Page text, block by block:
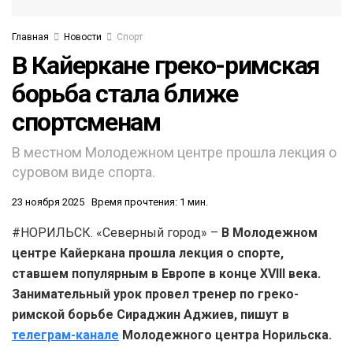
Главная Новости Спорт
В Кайеркане греко-римская
борьба стала ближе
спортсменам
В местном Молодежном центре прошла лекция о
суровом виде спорта.
23 ноября 2025 Время прочтения: 1 мин.
#НОРИЛЬСК. «Северный город» – В Молодежном
центре Кайеркана прошла лекция о спорте,
ставшем популярным в Европе в конце XVIII века.
Занимательный урок провел тренер по греко-
римской борьбе Сираджин Аджиев, пишут в
телеграм-канале Молодежного центра Норильска.